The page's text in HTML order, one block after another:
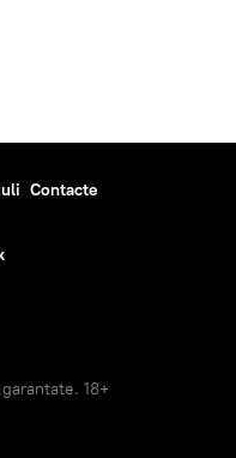
Contacte
18+